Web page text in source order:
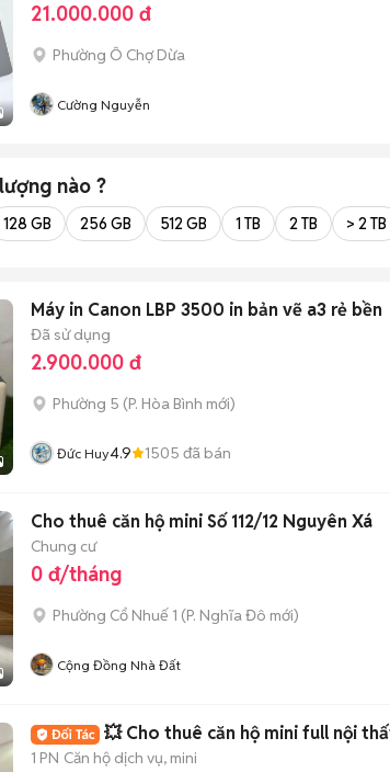
21.000.000 đ
Phường Ô Chợ Dừa
Cường Nguyễn
nào ?
128 GB 256 GB 512 GB 1 TB 2 TB > 2 TB
Máy in Canon LBP 3500 in bản vẽ a3 rẻ bền
Đã sử dụng
2.900.000 đ
Phường 5 (P. Hòa Bình mới)
Đức Huy4.9 1505 đã bán
Cho thuê căn hộ mini Số 112/12 Nguyên Xá
Chung cư
0 đ/tháng
Phường Cổ Nhuế 1 (P. Nghĩa Đô mới)
Cộng Đồng Nhà Đất
💥 Cho thuê căn hộ mini full nội
1 PN Căn hộ dịch vụ, mini